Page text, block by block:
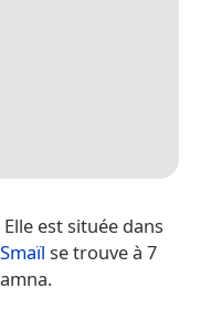
Elle est située dans
se trouve à 7